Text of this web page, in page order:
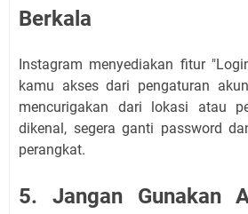
Berkala
Instagram menyediakan fitur
kamu akses dari pengaturan
mencurigakan dari lokasi atau
dikenal, segera ganti password
perangkat.
5. Jangan Gunakan